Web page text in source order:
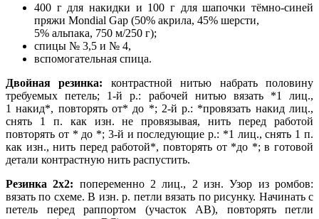
400 г для накидки и 100 г для шапочки тёмно-синей
пряжи Mondial Gap (50% акрила, 45% шерсти,
5% альпака, 750 м/250 г);
спицы № 3,5 и № 4,
вспомогательная спица.
Двойная резинка: контрастной нитью набрать половину
требуемых петель; 1-й р.: рабочей нитью вязать *1 лиц.,
1 накид*, повторять от* до *; 2-й р.: *провязать накид лиц.,
снять 1 п. как изн. не провязывая, нить перед работой
повторять от * до *; 3-й и последующие р.: *1 лиц., снять 1 п.
как изн., нить перед работой*, повторять от *до *; в готовой
детали контрастную нить распустить.
Резинка 2х2: попеременно 2 лиц., 2 изн. Узор из ромбов:
вязать по схеме. В изн. р. петли вязать по рисунку. Начинать с
петель перед раппортом (участок АВ), повторять петли